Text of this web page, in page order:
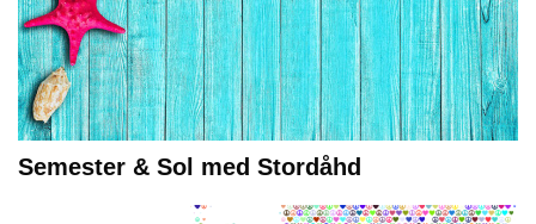
Semester & Sol med Stordåhd